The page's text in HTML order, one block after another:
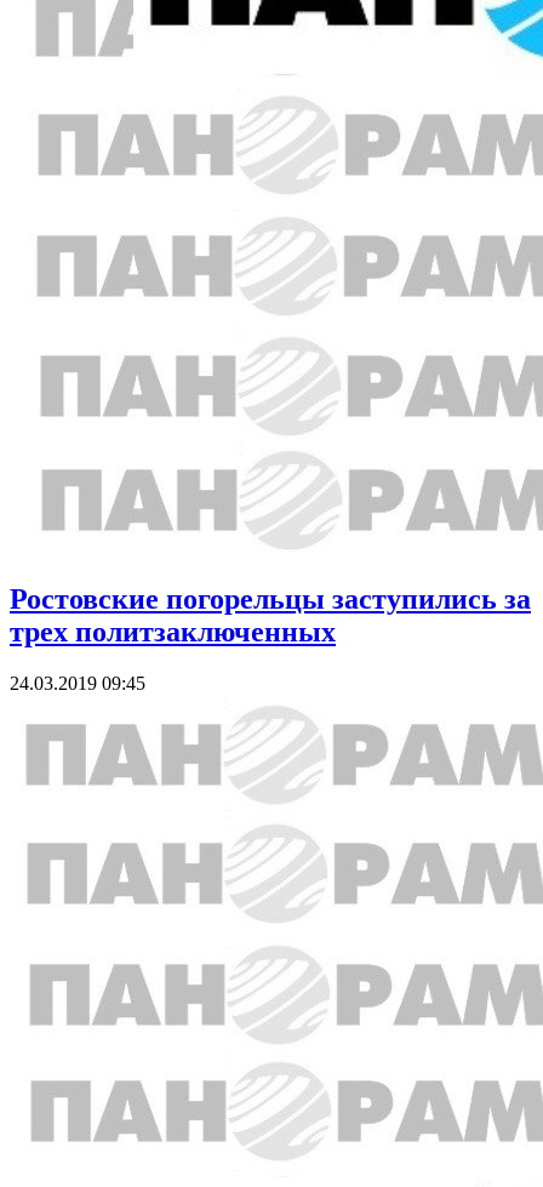
Ростовские погорельцы заступились за
трех политзаключенных
24.03.2019 09:45